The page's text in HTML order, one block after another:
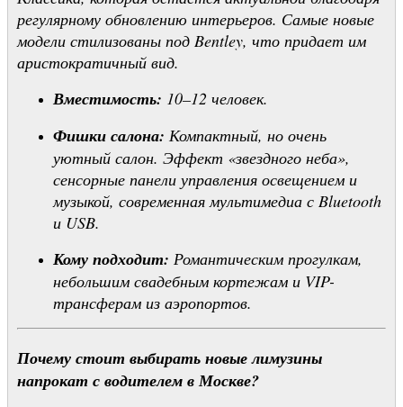
регулярному обновлению интерьеров. Самые новые
модели стилизованы под Bentley, что придает им
аристократичный вид.
Вместимость: 10–12 человек.
Фишки салона: Компактный, но очень
уютный салон. Эффект «звездного неба»,
сенсорные панели управления освещением и
музыкой, современная мультимедиа с Bluetooth
и USB.
Кому подходит: Романтическим прогулкам,
небольшим свадебным кортежам и VIP-
трансферам из аэропортов.
Почему стоит выбирать новые лимузины
напрокат с водителем в Москве?